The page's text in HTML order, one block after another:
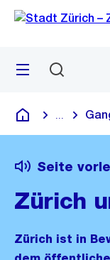
Sprunglink
Menü
Deutsch
Blende
Seite
Zürich
Zürich ist in